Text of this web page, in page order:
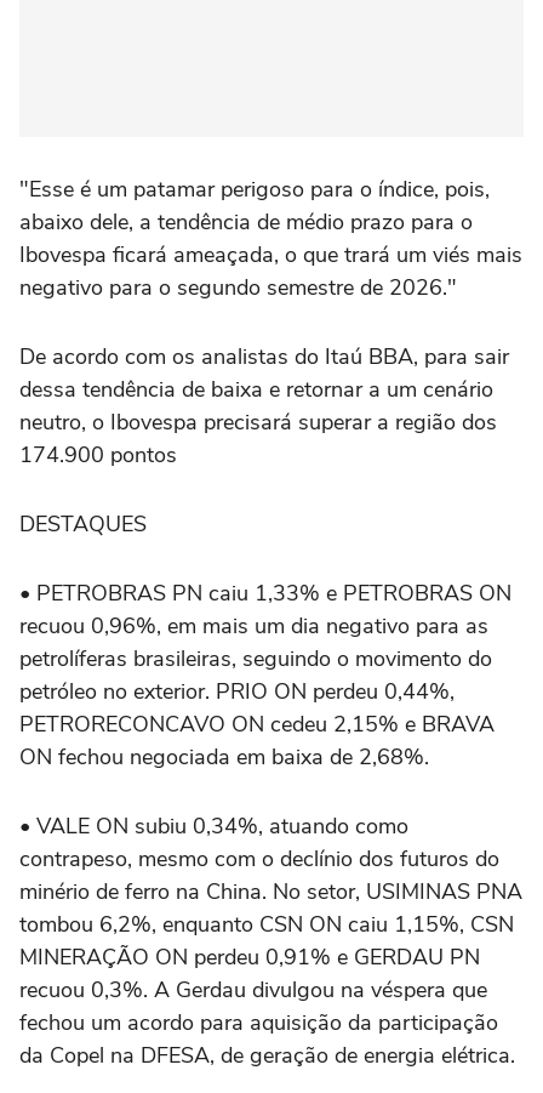
"Esse é um patamar ‌perigoso para o índice, pois,
abaixo dele, ‌a tendência de médio prazo para o
Ibovespa ficará ameaçada, o que trará um viés mais
negativo para o segundo semestre de 2026."
De acordo com os analistas do Itaú BBA, para sair
dessa tendência de baixa e retornar a um cenário
neutro, o Ibovespa precisará superar a região dos
174.900 pontos
DESTAQUES
• PETROBRAS PN caiu 1,33% e PETROBRAS ON
recuou 0,96%, ⁠em mais um dia negativo para as
petrolíferas brasileiras, seguindo o movimento do
petróleo no exterior. PRIO ON perdeu 0,44%,
PETRORECONCAVO ON cedeu 2,15% e BRAVA
ON fechou negociada em baixa de 2,68%.
• VALE ON subiu 0,34%, atuando como
contrapeso, mesmo com o declínio dos futuros do
minério de ferro na China. No setor, USIMINAS PNA
tombou 6,2%, enquanto CSN ON caiu 1,15%, CSN
MINERAÇÃO ON perdeu 0,91% e GERDAU PN
recuou 0,3%. A Gerdau divulgou ‌na véspera que
fechou um acordo para aquisição da participação
da Copel na DFESA, de geração de energia elétrica.